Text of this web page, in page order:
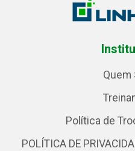
Quem
Política de
POLÍTICA DE